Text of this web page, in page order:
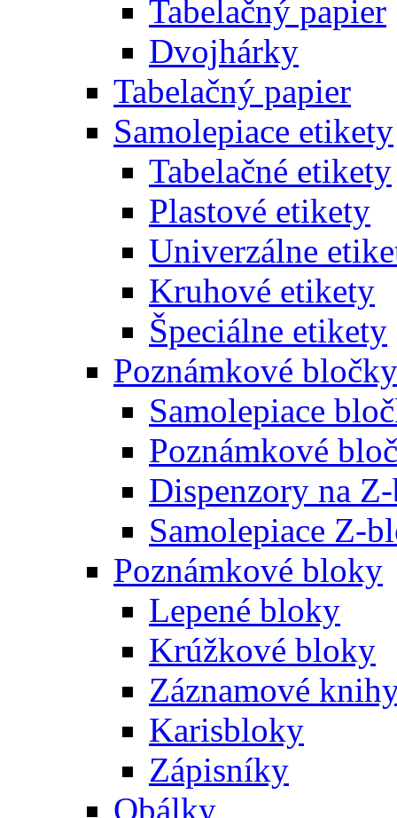
Tabelačný papier
Dvojhárky
Tabelačný papier
Samolepiace etikety
Tabelačné etikety
Plastové etikety
Univerzálne
Kruhové etikety
Špeciálne etikety
Poznámkové bločky
Samolepiace
Poznámkové
Dispenzory na
Samolepiace Z-
Poznámkové bloky
Lepené bloky
Krúžkové bloky
Záznamové
Karisbloky
Zápisníky
Obálky